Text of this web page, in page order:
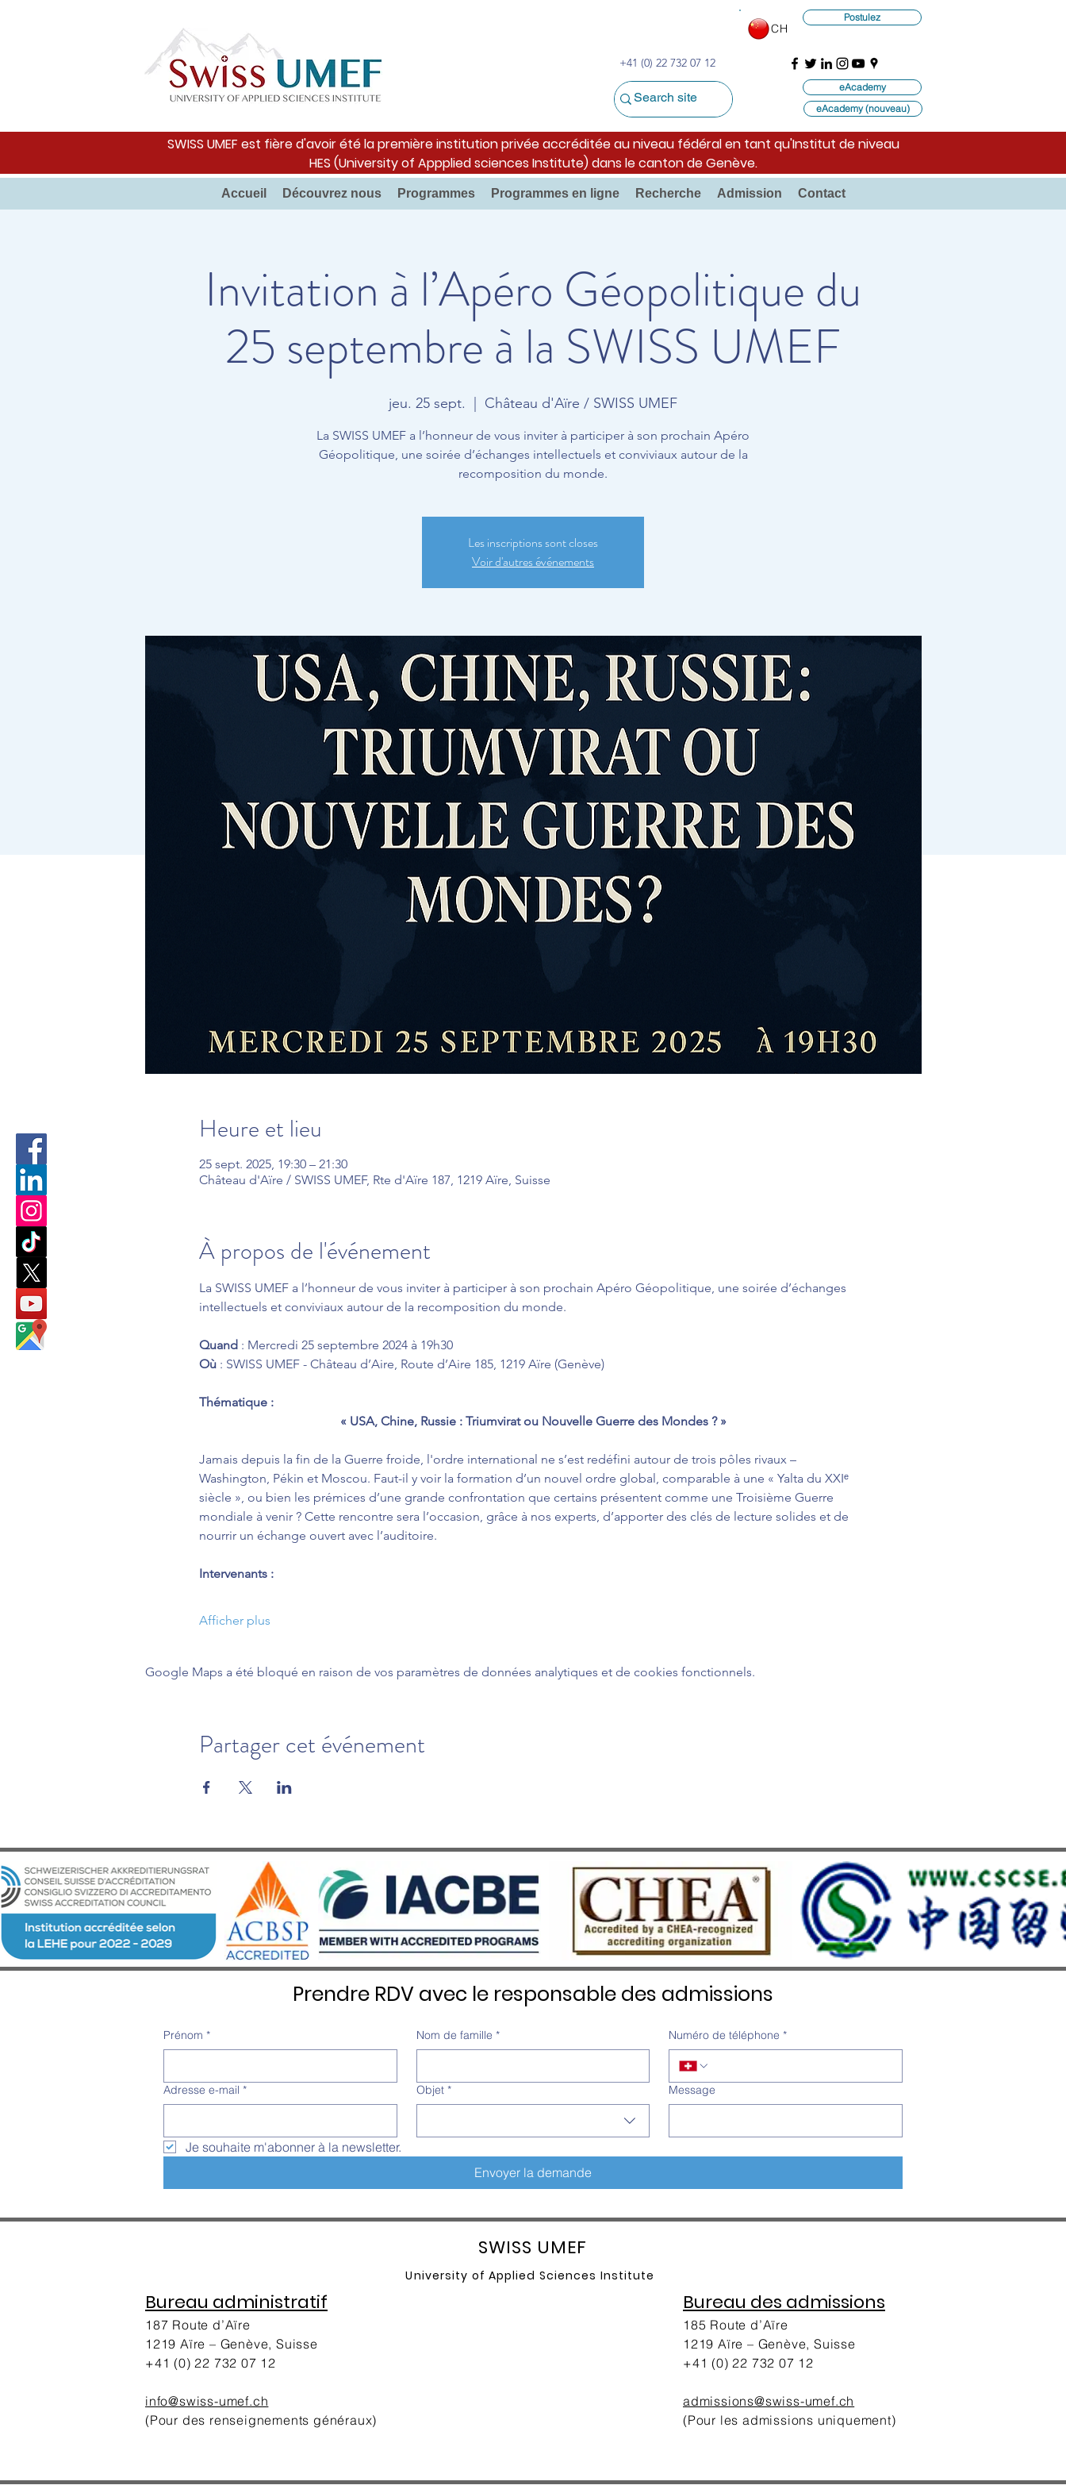
+41 (0) 22 732 07 12
CH
Postulez
eAcademy
eAcademy (nouveau)
SWISS UMEF est fière d'avoir été la première institution privée accréditée au niveau fédéral en tant qu'Institut de niveau
HES (University of Appplied sciences Institute) dans le canton de Genève.
Accueil Découvrez nous Programmes Programmes en ligne Recherche Admission Contact
Invitation à l’Apéro Géopolitique du
25 septembre à la SWISS UMEF
jeu. 25 sept. Château d'Aïre / SWISS UMEF
La SWISS UMEF a l’honneur de vous inviter à participer à son prochain Apéro
Géopolitique, une soirée d’échanges intellectuels et conviviaux autour de la
recomposition du monde.
Les inscriptions sont closes
Voir d'autres événements
Heure et lieu
25 sept. 2025, 19:30 – 21:30
Château d'Aïre / SWISS UMEF, Rte d'Aïre 187, 1219 Aïre, Suisse
À propos de l'événement
La SWISS UMEF a l’honneur de vous inviter à participer à son prochain Apéro Géopolitique, une soirée d’échanges
intellectuels et conviviaux autour de la recomposition du monde.
Quand : Mercredi 25 septembre 2024 à 19h30
Où : SWISS UMEF - Château d’Aire, Route d’Aire 185, 1219 Aïre (Genève)
Thématique :
« USA, Chine, Russie : Triumvirat ou Nouvelle Guerre des Mondes ? »
Jamais depuis la fin de la Guerre froide, l'ordre international ne s’est redéfini autour de trois pôles rivaux –
Washington, Pékin et Moscou. Faut-il y voir la formation d’un nouvel ordre global, comparable à une « Yalta du XXIᵉ
siècle », ou bien les prémices d’une grande confrontation que certains présentent comme une Troisième Guerre
mondiale à venir ? Cette rencontre sera l’occasion, grâce à nos experts, d’apporter des clés de lecture solides et de
nourrir un échange ouvert avec l’auditoire.
Intervenants :
Afficher plus
Google Maps a été bloqué en raison de vos paramètres de données analytiques et de cookies fonctionnels.
Partager cet événement
Prendre RDV avec le responsable des admissions
Prénom * Nom de famille * Numéro de téléphone *
Adresse e-mail * Objet * Message
Je souhaite m'abonner à la newsletter.
Envoyer la demande
SWISS UMEF
University of Applied Sciences Institute
Bureau administratif
187 Route d’Aïre
1219 Aïre – Genève, Suisse
+41 (0) 22 732 07 12
info@swiss-umef.ch
(Pour des renseignements généraux)
Bureau des admissions
185 Route d’Aïre
1219 Aïre – Genève, Suisse
+41 (0) 22 732 07 12
admissions@swiss-umef.ch
(Pour les admissions uniquement)